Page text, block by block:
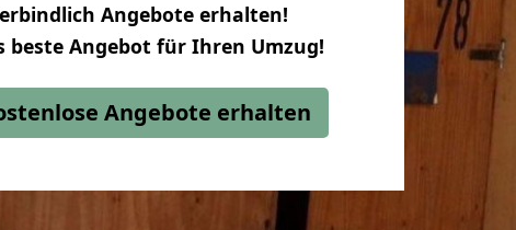
Angebote erhalten!
beste Angebot für Ihren Umzug!
Angebote erhalten